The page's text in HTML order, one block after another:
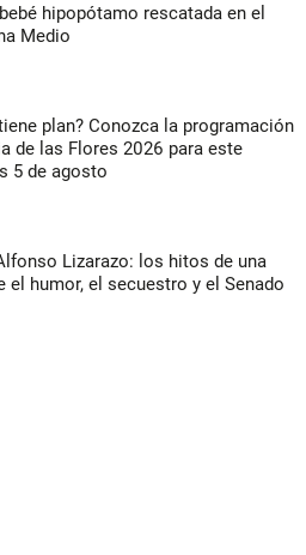
hipopótamo rescatada en el
Medio
plan? Conozca la programación
de las Flores 2026 para este
5 de agosto
Lizarazo: los hitos de una
el humor, el secuestro y el Senado